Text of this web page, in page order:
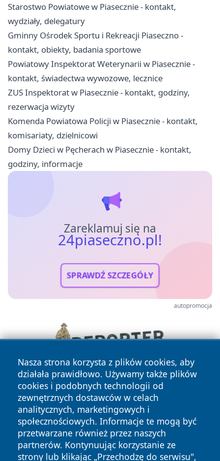
Starostwo Powiatowe w Piasecznie - kontakt,
wydziały, delegatury
Gminny Ośrodek Sportu i Rekreacji Piaseczno -
kontakt, obiekty, badania sportowe
Powiatowy Inspektorat Weterynarii w Piasecznie -
kontakt, świadectwa wywozowe, lecznice
ZUS Inspektorat w Piasecznie - kontakt, godziny,
rezerwacja wizyty
Komenda Powiatowa Policji w Piasecznie - kontakt,
komisariaty, dzielnicowi
Domy Dzieci w Pęcherach w Piasecznie - kontakt,
godziny, informacje
Zareklamuj się na
24piaseczno.pl!
SPRAWDŹ SZCZEGÓŁY
autopromocja
Nasza strona korzysta z plików cookies, aby
działała prawidłowo. Używamy także plików
cookies i podobnych technologii od
zewnętrznych dostawców w celach
analitycznych, marketingowych i
społecznościowych. Informacje te mogą być
przetwarzane również przez naszych
partnerów. Kontynuując korzystanie ze
strony lub klikając „Przechodzę do serwisu",
Copyright © 2026 24piaseczno.pl Wszystkie prawa
zastrzeżone.